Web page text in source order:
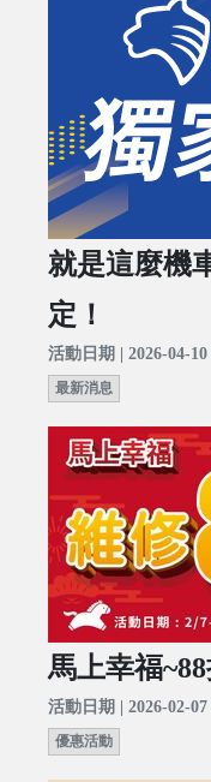
就是這麼機
定！
活動日期 | 2026-04-10
最新消息
馬上幸福
活動日期 | 2026-02-07
優惠活動